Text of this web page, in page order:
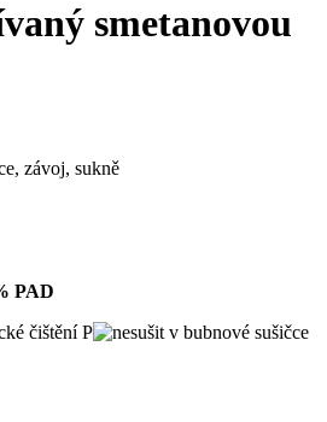
smetanovou
závoj, sukně
PAD